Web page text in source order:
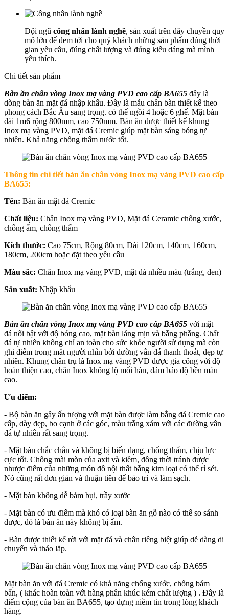
Đội ngũ công nhân lành nghề, sản xuất trên dây chuyền quy
mô lớn để đem tới cho quý khách những sản phẩm đúng thời
gian yêu câu, đúng chất lượng và đúng kiểu dáng mà mình
yêu thích.
Chi tiết sản phẩm
Bàn ăn chân vòng Inox mạ vàng PVD cao cấp BA655 đây là
dòng bàn ăn mặt đá nhập khẩu. Đây là mẫu chân bàn thiết kế theo
phong cách Bắc Âu sang trọng. có thể ngồi 4 hoặc 6 ghế. Mặt bàn
dài 1m6 rộng 800mm, cao 750mm. Bàn ăn được thiết kế khung
Inox mạ vàng PVD, mặt đá Cremic giúp mặt bàn sáng bóng tự
nhiên. Khả năng chống thấm nước tốt.
Thông tin chi tiết bàn ăn chân vòng Inox mạ vàng PVD cao cấp
BA655:
Tên: Bàn ăn mặt đá Cremic
Chất liệu: Chân Inox mạ vàng PVD, Mặt đá Ceramic chống xước,
chống ẩm, chống thấm
Kích thước: Cao 75cm, Rộng 80cm, Dài 120cm, 140cm, 160cm,
180cm, 200cm hoặc đặt theo yêu cầu
Màu sắc: Chân Inox mạ vàng PVD, mặt đá nhiều màu (trắng, đen)
Sản xuất: Nhập khẩu
Bàn ăn chân vòng Inox mạ vàng PVD cao cấp BA655 với mặt
đá nổi bật với độ bóng cao, mặt bàn láng mịn và bằng phẳng. Chất
đá tự nhiên không chỉ an toàn cho sức khỏe người sử dụng mà còn
ghi điểm trong mắt người nhìn bởi đường vân đá thanh thoát, đẹp tự
nhiên. Khung chân trụ là Inox mạ vàng PVD được gia công với độ
hoàn thiện cao, chân Inox không lộ mối hàn, đảm bảo độ bền màu
cao.
Ưu điểm:
- Bộ bàn ăn gây ấn tượng với mặt bàn được làm bằng đá Cremic cao
cấp, dày đẹp, bo cạnh ở các góc, màu trắng xám với các đường vân
đá tự nhiên rất sang trọng.
- Mặt bàn chắc chắn và không bị biến dạng, chống thấm, chịu lực
cực tốt. Chống mài mòn của axit và kiềm, đồng thời tránh được
nhược điểm của những món đồ nội thất bằng kim loại có thể rỉ sét.
Nó cũng rất đơn giản và thuận tiên để bảo trì và làm sạch.
- Mặt bàn không dễ bám bụi, trầy xước
- Mặt bàn có ưu điểm mà khó có loại bàn ăn gỗ nào có thể so sánh
được, đó là bàn ăn này không bị ẩm.
- Bàn được thiết kế rời với mặt đá và chân riêng biệt giúp dễ dàng di
chuyển và tháo lắp.
Mặt bàn ăn với đá Cremic có khả năng chống xước, chống bám
bẩn, ( khác hoàn toàn với hàng phân khúc kém chất lượng ) . Đây là
điểm cộng của bàn ăn BA655, tạo dựng niềm tin trong lòng khách
hàng.